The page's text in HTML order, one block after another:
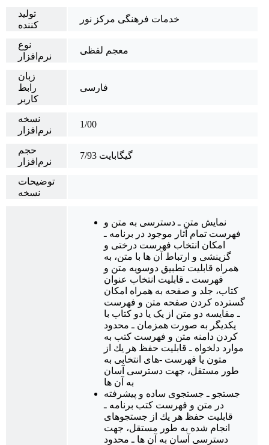
تولید
کننده
خدمات فرهنگی مرکز نور
نوع
نرم‌افزار
معجم لفظی
زبان
رابط
کاربر
فارسی
نسخه
نرم‌افزار
1/00
حجم
نرم‌افزار
7/93 گیگابایت
توضیحات
نسخه
نمایش متن ـ دسترسی به متن و
فهرست تمام آثار موجود در برنامه ـ
امكان انتخاب فهرست درختی و
گزینشی و ارتباط آن ها با متن، به
همراه قابلیت تطبیق دوسویه متن و
فهرست ـ قابلیت انتخاب عنوان
كتاب، جلد و صفحه به همراه امكان
گسترده كردن صفحه متن و فهرست
ـ مقایسه دو متن از یک یا دو کتاب با
یکدیگر به صورت همزمان ـ محدود
كردن دامنه متن و فهرست کتب به
موارد دلخواه ـ قابلیت حفظ هر یك از
متون یا فهرست -های انتخابی به
طور مستقل، جهت دسترسی ‌آسان
به آن ها
جستجو ـ جستجوی ساده و پیشرفته
در متن و فهرست كتب برنامه ـ
قابلیت حفظ هر یك از جستجوهای
انجام ‌شده به طور مستقل، جهت
دسترسی ‌آسان به آن ها ـ محدود